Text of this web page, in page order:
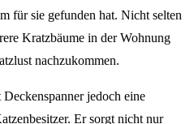
für sie gefunden hat. Nicht selten
Kratzbäume in der Wohnung
nachzukommen.
jedoch eine
Er sorgt nicht nur